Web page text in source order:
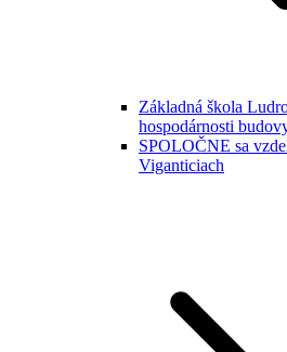
Základná škola
hospodárnosti
SPOLOČNE sa
Viganticiach